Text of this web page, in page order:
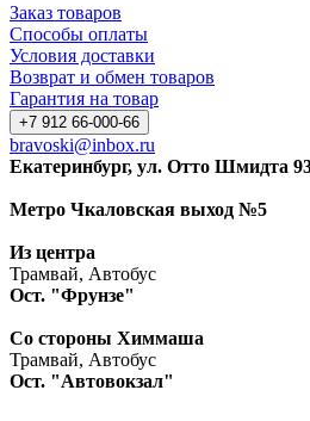
Заказ товаров
Способы оплаты
Условия доставки
Возврат и обмен товаров
Гарантия на товар
+7 912 66-000-66
bravoski@inbox.ru
Екатеринбург, ул. Отто Шмидта
Метро Чкаловская выход №5
Из центра
Трамвай, Автобус
Ост. "Фрунзе"
Со стороны Химмаша
Трамвай, Автобус
Ост. "Автовокзал"